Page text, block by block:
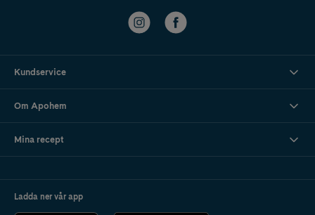
Kundservice
Om Apohem
Mina recept
Ladda ner vår app